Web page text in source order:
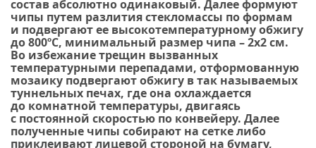
состав абсолютно одинаковый. Далее формуют
чипы путем разлития стекломассы по формам
и подвергают ее высокотемпературному обжигу
до 800ºС, минимальный размер чипа – 2х2 см.
Во избежание трещин вызванных
температурными перепадами, отформованную
мозаику подвергают обжигу в так называемых
туннельных печах, где она охлаждается
до комнатной температуры, двигаясь
с постоянной скоростью по конвейеру. Далее
полученные чипы собирают на сетке либо
приклеивают лицевой стороной на бумагу,